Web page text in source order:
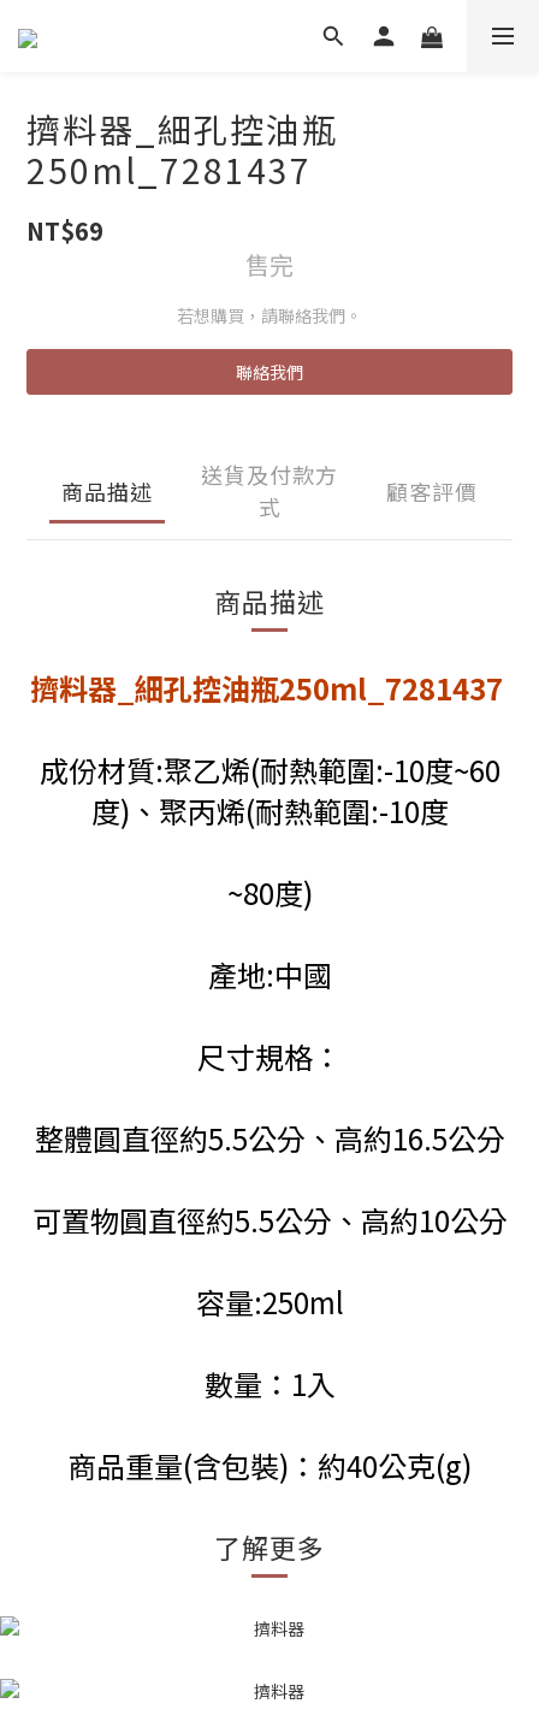
擠料器_細孔控油瓶
250ml_7281437
NT$69
售完
若想購買，請聯絡我們。
聯絡我們
商品描述
送貨及付款方
式
顧客評價
商品描述
擠料器_細孔控油瓶250ml_7281437
成份材質:聚乙烯(耐熱範圍:-10度~60
度)、聚丙烯(耐熱範圍:-10度
~80度)
產地:中國
尺寸規格：
整體圓直徑約5.5公分、高約16.5公分
可置物圓直徑約5.5公分、高約10公分
容量:250ml
數量：1入
商品重量(含包裝)：約40公克(g)
了解更多